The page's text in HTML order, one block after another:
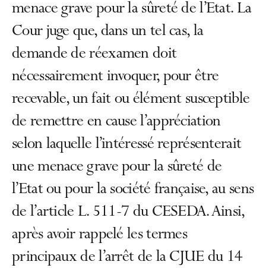
menace grave pour la sûreté de l’Etat. La
Cour juge que, dans un tel cas, la
demande de réexamen doit
nécessairement invoquer, pour être
recevable, un fait ou élément susceptible
de remettre en cause l’appréciation
selon laquelle l’intéressé représenterait
une menace grave pour la sûreté de
l’Etat ou pour la société française, au sens
de l’article L. 511-7 du CESEDA. Ainsi,
après avoir rappelé les termes
principaux de l’arrêt de la CJUE du 14